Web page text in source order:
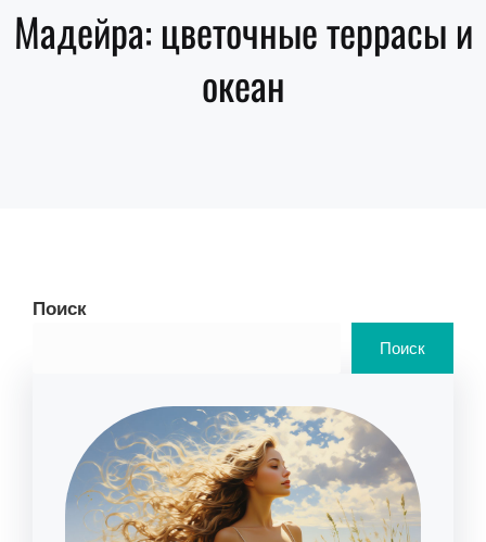
Мадейра: цветочные террасы и
океан
Поиск
Поиск